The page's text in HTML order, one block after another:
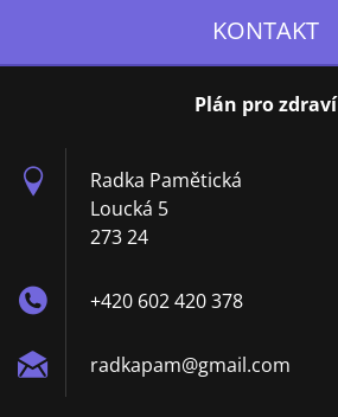
KONTAKT
Plán pro zdraví
Radka Pamětická
Loucká 5
273 24
+420 602 420 378
radkapam@gmail.com